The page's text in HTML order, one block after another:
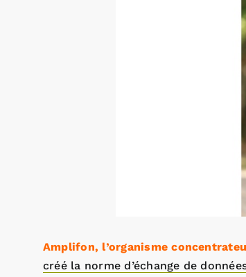
Amplifon, l’organisme
créé la norme d’échange de